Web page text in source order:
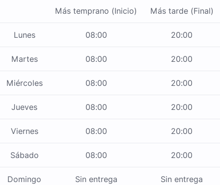
Más temprano (Inicio) Más tarde (Final)
Lunes 08:00 20:00
Martes 08:00 20:00
Miércoles 08:00 20:00
Jueves 08:00 20:00
Viernes 08:00 20:00
Sábado 08:00 20:00
Domingo Sin entrega Sin entrega